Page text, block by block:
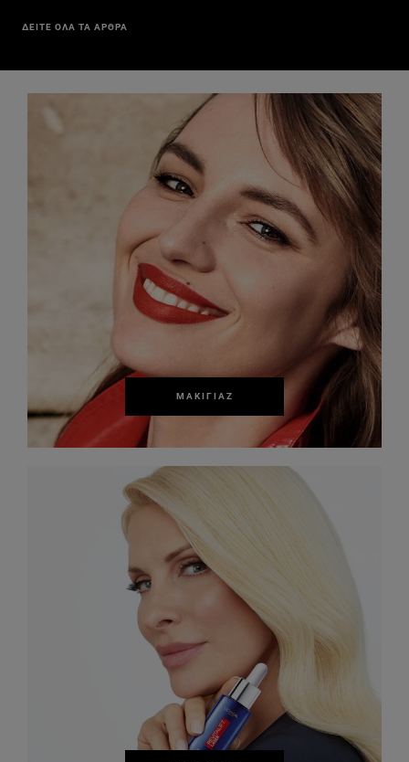
ΔΕΙΤΕ ΟΛΑ ΤΑ ΑΡΘΡΑ
ΜΑΚΙΓΙΆΖ